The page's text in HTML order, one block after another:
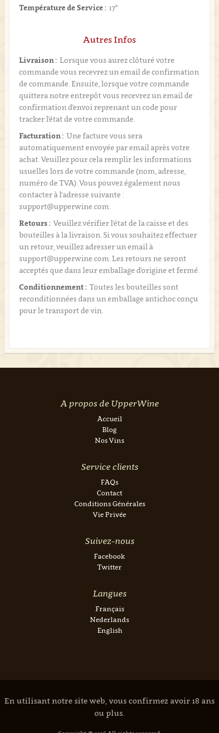
Température de Service : 17°
Autres Infos
Livraison : Lorsque vous aurez clôturé votre
commande vous recevrez un email de confirmation
de commande. Ensuite, lorsque votre commande
quittera notre entrepôt vous recevrez un email de
confirmation d’envoi reprenant un code pour
tracker l’état de votre commande.
Facturation : Une facture vous sera
automatiquement envoyée par email après votre
achat. Veuillez pour cela remplir les informations
usuelles lors de votre commande (nom, adresse,
numéro de TVA). Vous pouvez également nous
contacter à l'adresse suivante :
support@upperwine.com.
Retours : Veuillez vérifier l'état de la caisse et des
bouteilles à la livraison. Si vous souhaitez effectuer
un retour, veuillez adresser un email à
support@upperwine.com. Les retours ne seront
acceptés que dans leur emballage d'origine et fermé.
Conditionnement : Toutes les bouteilles sont
reconditionnées dans un emballage antichoc conçu
pour le transport de vin.
A propos de UpperWine
Accueil
Blog
Nos Vins
Service clients
FAQs
Contact
Conditions Générales
Vie Privée
Suivez-nous
Facebook
Twitter
Langues
Français
Nederlands
English
En utilisant notre site web, vous confirmez avoir 18 ans
ou plus.